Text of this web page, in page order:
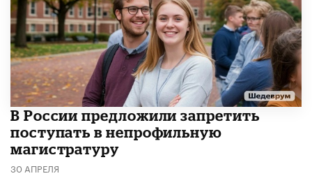
В России предложили запретить
поступать в непрофильную
магистратуру
30 АПРЕЛЯ